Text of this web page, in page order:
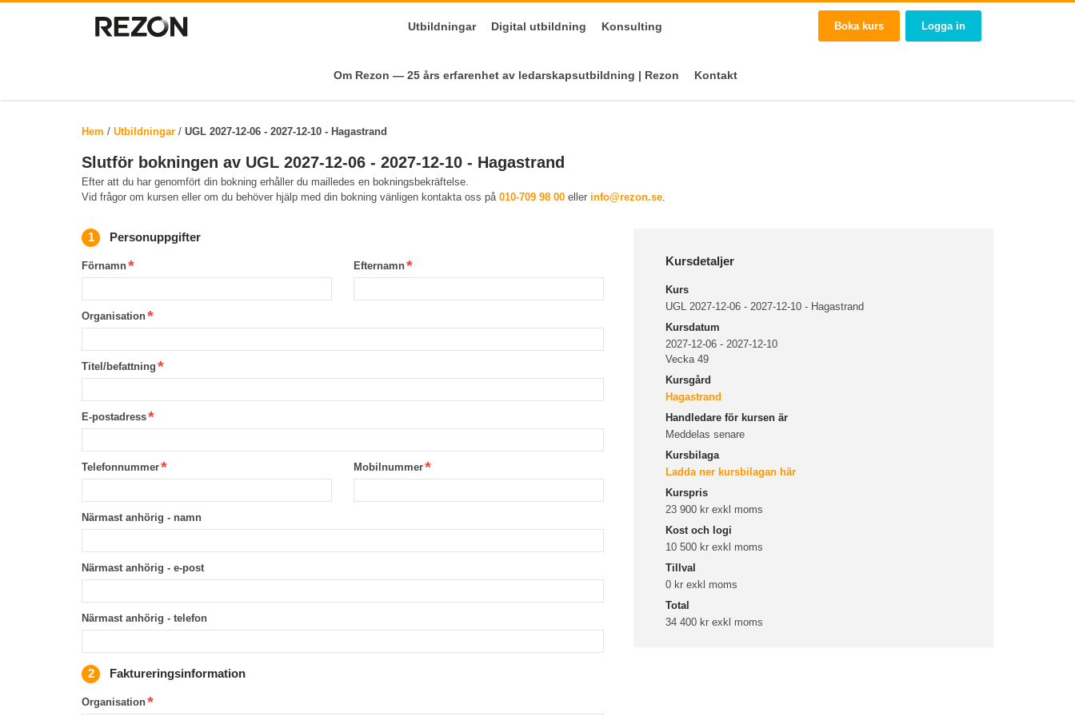
Utbildningar Digital utbildning Konsulting
Om Rezon — 25 års erfarenhet av ledarskapsutbildning | Rezon Kontakt
Boka kurs Logga in
Hem / Utbildningar / UGL 2027-12-06 - 2027-12-10 - Hagastrand
Slutför bokningen av UGL 2027-12-06 - 2027-12-10 - Hagastrand
Efter att du har genomfört din bokning erhåller du mailledes en bokningsbekräftelse.
Vid frågor om kursen eller om du behöver hjälp med din bokning vänligen kontakta oss på 010-709 98 00 eller info@rezon.se.
Personuppgifter
Förnamn Efternamn
Organisation
Titel/befattning
E-postadress
Telefonnummer Mobilnummer
Närmast anhörig - namn
Närmast anhörig - e-post
Närmast anhörig - telefon
Faktureringsinformation
Organisation
Kursdetaljer
Kurs
UGL 2027-12-06 - 2027-12-10 - Hagastrand
Kursdatum
2027-12-06 - 2027-12-10
Vecka 49
Kursgård
Hagastrand
Handledare för kursen är
Meddelas senare
Kursbilaga
Ladda ner kursbilagan här
Kurspris
23 900 kr exkl moms
Kost och logi
10 500 kr exkl moms
Tillval
0 kr exkl moms
Total
34 400 kr exkl moms